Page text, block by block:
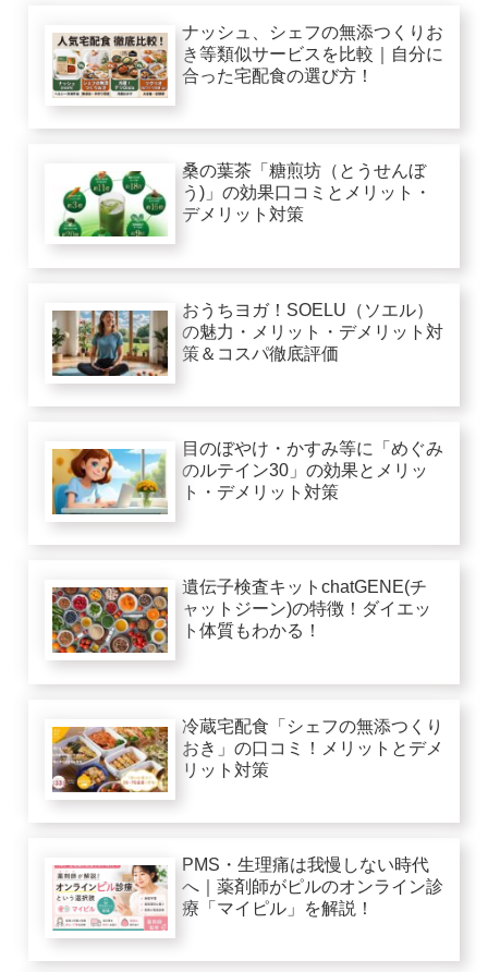
ナッシュ、シェフの無添つくりお
き等類似サービスを比較｜自分に
合った宅配食の選び方！
桑の葉茶「糖煎坊（とうせんぼ
う)」の効果口コミとメリット・
デメリット対策
おうちヨガ！SOELU（ソエル）
の魅力・メリット・デメリット対
策＆コスパ徹底評価
目のぼやけ・かすみ等に「めぐみ
のルテイン30」の効果とメリッ
ト・デメリット対策
遺伝子検査キットchatGENE(チ
ャットジーン)の特徴！ダイエッ
ト体質もわかる！
冷蔵宅配食「シェフの無添つくり
おき」の口コミ！メリットとデメ
リット対策
PMS・生理痛は我慢しない時代
へ｜薬剤師がピルのオンライン診
療「マイピル」を解説！